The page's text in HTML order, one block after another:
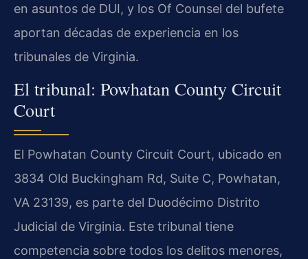
en asuntos de DUI, y los Of Counsel del bufete
aportan décadas de experiencia en los
tribunales de Virginia.
El tribunal: Powhatan County Circuit
Court
El Powhatan County Circuit Court, ubicado en
3834 Old Buckingham Rd, Suite C, Powhatan,
VA 23139, es parte del Duodécimo Distrito
Judicial de Virginia. Este tribunal tiene
competencia sobre todos los delitos menores,